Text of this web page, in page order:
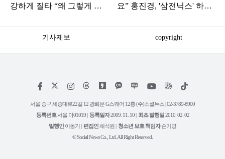
강하게 질타 “왜 그렇게 한
요” 홍진경, '삼전닉스' 하락
기사제보 copyright
페
스
인
타
램
위
트
유
튜
틱
서울 중구 세종대로22길 12 광화문 G스퀘어 12층 (주)소셜뉴스 | 02-3789-8900
등록번호 서울 아01019 | 등록일자2009. 11. 10 | 최초 발행일 2010. 02. 02
발행인 이동기 | 편집인 채석원 | 청소년 보호 책임자손기영
© Social News Co., Ltd. All Right Reserved.